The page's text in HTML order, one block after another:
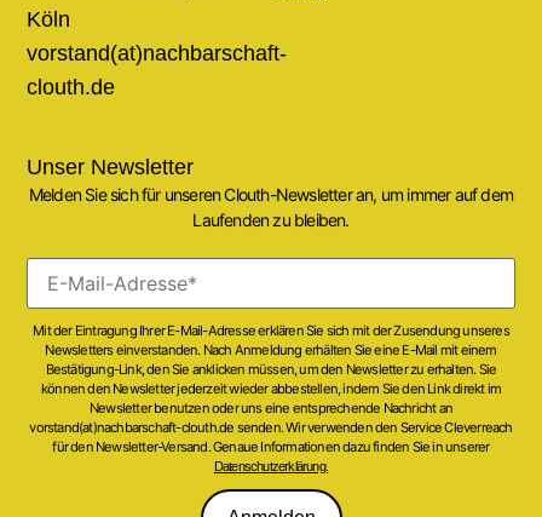
Köln
vorstand(at)nachbarschaft-
clouth.de
Unser Newsletter
Melden Sie sich für unseren Clouth-Newsletter an, um immer auf dem
Laufenden zu bleiben.
Mit der Eintragung Ihrer E-Mail-Adresse erklären Sie sich mit der Zusendung unseres
Newsletters einverstanden. Nach Anmeldung erhälten Sie eine E-Mail mit einem
Bestätigung-Link, den Sie anklicken müssen, um den Newsletter zu erhalten. Sie
können den Newsletter jederzeit wieder abbestellen, indem Sie den Link direkt im
Newsletter benutzen oder uns eine entsprechende Nachricht an
vorstand(at)nachbarschaft-clouth.de senden. Wir verwenden den Service Cleverreach
für den Newsletter-Versand. Genaue Informationen dazu finden Sie in unserer
Datenschutzerklärung.